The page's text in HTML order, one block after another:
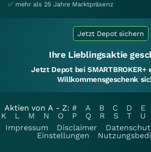
✅ mehr als 25 Jahre Marktpräsenz
Jetzt Depot sichern
Ihre Lieblingsaktie
Jetzt Depot bei SMARTBROKER+
Willkommensgeschenk
Aktien von A - Z: # A B C D E
K
L M N O P Q R S T U
Impressum
Disclaimer
Einstellungen